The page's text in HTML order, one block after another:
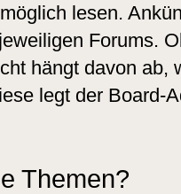
lesen.
Forums.
hängt davon ab,
legt der Board-
Themen?